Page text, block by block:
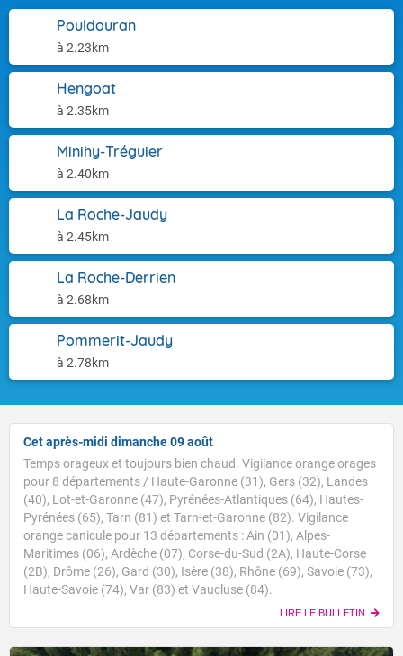
Pouldouran
à 2.23km
Hengoat
à 2.35km
Minihy-Tréguier
à 2.40km
La Roche-Jaudy
à 2.45km
La Roche-Derrien
à 2.68km
Pommerit-Jaudy
à 2.78km
Cet après-midi dimanche 09 août
Temps orageux et toujours bien chaud. Vigilance orange orages
pour 8 départements / Haute-Garonne (31), Gers (32), Landes
(40), Lot-et-Garonne (47), Pyrénées-Atlantiques (64), Hautes-
Pyrénées (65), Tarn (81) et Tarn-et-Garonne (82). Vigilance
orange canicule pour 13 départements : Ain (01), Alpes-
Maritimes (06), Ardèche (07), Corse-du-Sud (2A), Haute-Corse
(2B), Drôme (26), Gard (30), Isère (38), Rhône (69), Savoie (73),
Haute-Savoie (74), Var (83) et Vaucluse (84).
LIRE LE BULLETIN